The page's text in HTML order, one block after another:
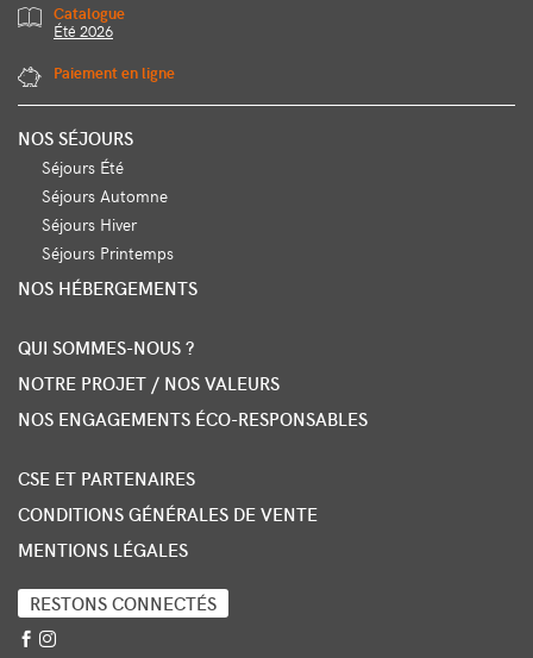
Catalogue
Été 2026
Paiement en ligne
NOS SÉJOURS
Séjours Été
Séjours Automne
Séjours Hiver
Séjours Printemps
NOS HÉBERGEMENTS
QUI SOMMES-NOUS ?
NOTRE PROJET / NOS VALEURS
NOS ENGAGEMENTS ÉCO-RESPONSABLES
CSE ET PARTENAIRES
CONDITIONS GÉNÉRALES DE VENTE
MENTIONS LÉGALES
RESTONS CONNECTÉS